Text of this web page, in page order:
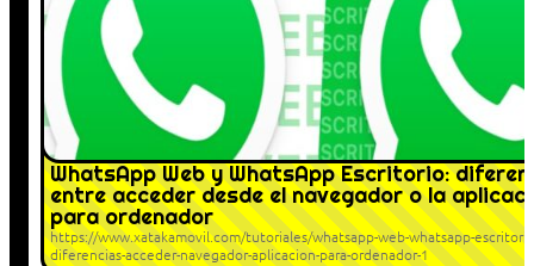
WhatsApp Web y WhatsApp Escritorio:
entre acceder desde el navegador o la
para ordenador
https://www.xatakamovil.com/tutoriales/whatsapp-web-whatsapp-
diferencias-acceder-navegador-aplicacion-para-ordenador-1